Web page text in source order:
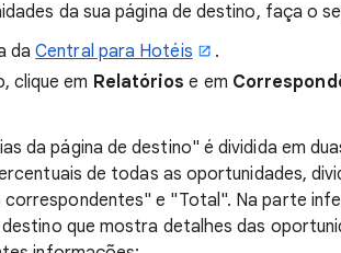
da sua página de destino, faça o
daCentral para Hotéis
.
clique em Relatórios e em
da página de destino" é dividida em
de todas as oportunidades,
e "Total". Na parte
que mostra detalhes das